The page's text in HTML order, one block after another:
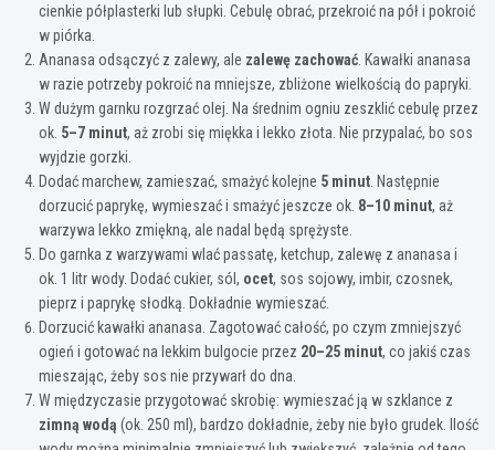
cienkie półplasterki lub słupki. Cebulę obrać, przekroić na pół i pokroić
w piórka.
Ananasa odsączyć z zalewy, ale zalewę zachować . Kawałki ananasa
w razie potrzeby pokroić na mniejsze, zbliżone wielkością do papryki.
W dużym garnku rozgrzać olej. Na średnim ogniu zeszklić cebulę przez
ok. 5–7 minut, aż zrobi się miękka i lekko złota. Nie przypalać, bo sos
wyjdzie gorzki.
Dodać marchew, zamieszać, smażyć kolejne 5 minut . Następnie
dorzucić paprykę, wymieszać i smażyć jeszcze ok. 8–10 minut, aż
warzywa lekko zmiękną, ale nadal będą sprężyste.
Do garnka z warzywami wlać passatę, ketchup, zalewę z ananasa i
ok. 1 litr wody. Dodać cukier, sól, ocet, sos sojowy, imbir, czosnek,
pieprz i paprykę słodką. Dokładnie wymieszać.
Dorzucić kawałki ananasa. Zagotować całość, po czym zmniejszyć
ogień i gotować na lekkim bulgocie przez 20–25 minut, co jakiś czas
mieszając, żeby sos nie przywarł do dna.
W międzyczasie przygotować skrobię: wymieszać ją w szklance z
zimną wodą (ok. 250 ml), bardzo dokładnie, żeby nie było grudek. Ilość